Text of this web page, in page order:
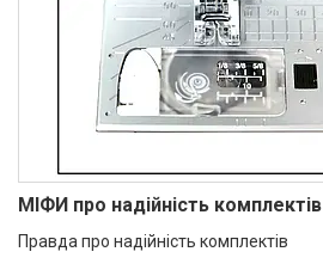
МІФИ про надійність комплектів
Правда про надійність комплектів